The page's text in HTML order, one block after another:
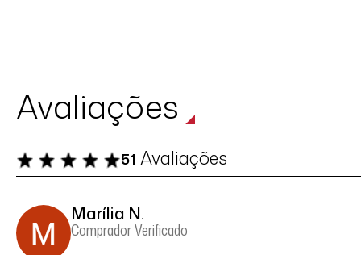
Avaliações
51 Avaliações
Marília N.
Comprador Verificado